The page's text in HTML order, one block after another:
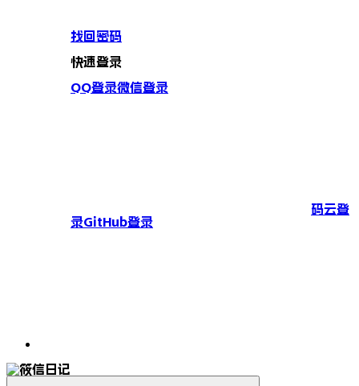
找回密码
快速登录
QQ登录微信登录
码云登
录GitHub登录